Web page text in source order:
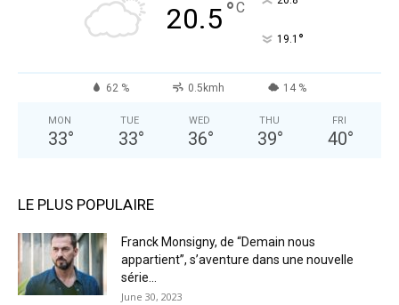
20.5°C
19.1 °
62 % 0.5kmh 14 %
MON
33°
TUE
33°
WED
36°
THU
39°
FRI
40°
LE PLUS POPULAIRE
Franck Monsigny, de “Demain nous
appartient”, s’aventure dans une nouvelle
série...
June 30, 2023